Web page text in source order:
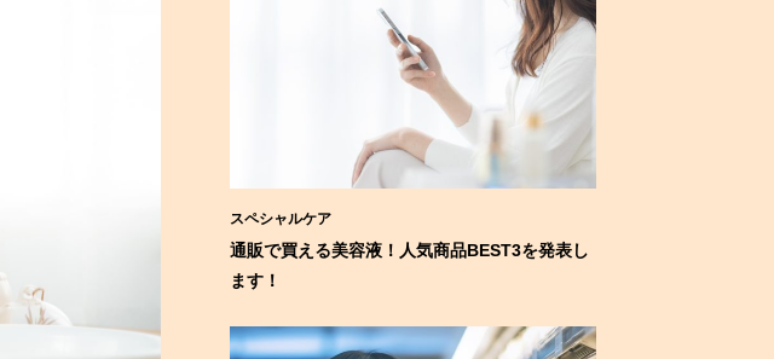
スペシャルケア
通販で買える美容液！人気商品BEST3を発表し
ます！